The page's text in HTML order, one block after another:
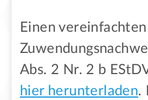
Einen vereinfachten
Abs. 2 Nr. 2 b
hier herunterladen.